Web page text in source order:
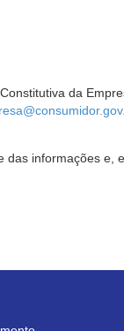
da
informações e,